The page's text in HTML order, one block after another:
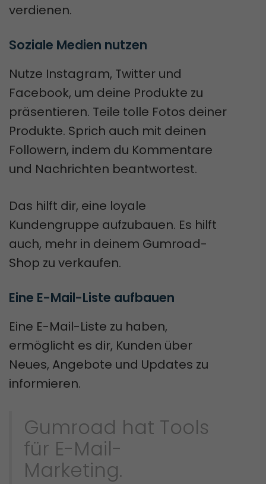
verdienen.
Soziale Medien nutzen
Nutze Instagram, Twitter und
Facebook, um deine Produkte zu
präsentieren. Teile tolle Fotos deiner
Produkte. Sprich auch mit deinen
Followern, indem du Kommentare
und Nachrichten beantwortest.
Das hilft dir, eine loyale
Kundengruppe aufzubauen. Es hilft
auch, mehr in deinem Gumroad-
Shop zu verkaufen.
Eine E-Mail-Liste aufbauen
Eine E-Mail-Liste zu haben,
ermöglicht es dir, Kunden über
Neues, Angebote und Updates zu
informieren.
Gumroad hat Tools
für E-Mail-
Marketing.